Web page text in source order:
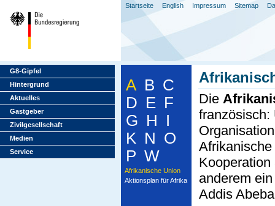
Startseite English Impressum Sitemap
G8-Gipfel
Hintergrund
Aktuelles
Gastgeber
Zivilgesellschaft
Medien
Service
A B C
D E F
G H
I
K N O
P W
Afrikanische Union
Aktionsplan für Afrika
Die
französisch:
anderem
Addis